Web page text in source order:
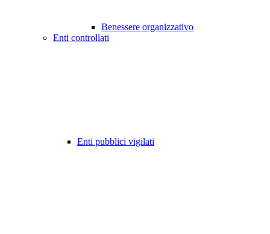
Benessere organizzativo
Enti controllati
Enti pubblici vigilati